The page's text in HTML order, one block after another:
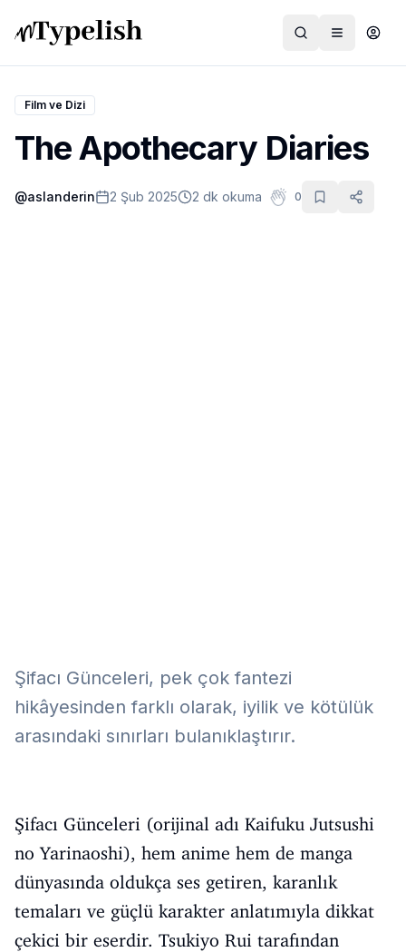
Dünya
Film ve Dizi
Film ve Dizi
The Apothecary Diaries
@aslanderin 2 Şub 2025 2 dk okuma 0
Şifacı Günceleri, pek çok fantezi
hikâyesinden farklı olarak, iyilik ve kötülük
arasındaki sınırları bulanıklaştırır.
Şifacı Günceleri (orijinal adı Kaifuku Jutsushi
no Yarinaoshi), hem anime hem de manga
dünyasında oldukça ses getiren, karanlık
temaları ve güçlü karakter anlatımıyla dikkat
çekici bir eserdir. Tsukiyo Rui tarafından